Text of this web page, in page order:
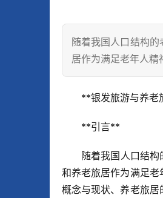
随着我国人口结构
居作为满足老年人精
**银发旅游与养老
**引言**
随着我国人口结
和养老旅居作为满足
概念与现状、养老旅居